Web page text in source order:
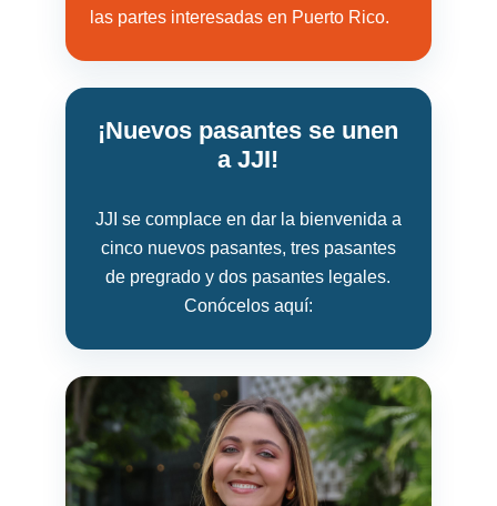
las partes interesadas en Puerto Rico.
¡Nuevos pasantes se unen
a JJI!
JJI se complace en dar la bienvenida a
cinco nuevos pasantes, tres pasantes
de pregrado y dos pasantes legales.
Conócelos aquí: